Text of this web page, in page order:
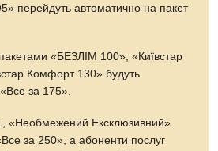
перейдуть автоматично на пакет
«БЕЗЛІМ 100», «Київстар
Комфорт 130» будуть
за 175».
«Необмежений Ексклюзивний»
за 250», а абоненти послуг